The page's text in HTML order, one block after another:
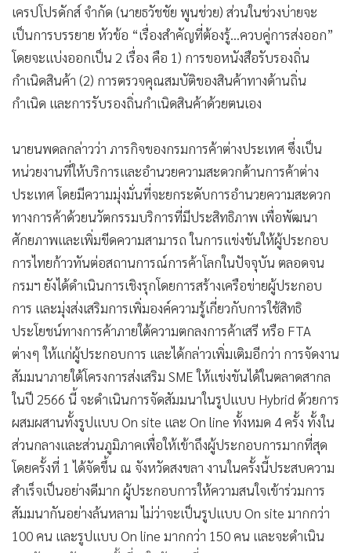
เครปโปรดักส์ จำกัด (นายธวัชชัย พูนช่วย) ส่วนในช่วงบ่ายจะ
เป็นการบรรยาย หัวข้อ “เรื่องสำคัญที่ต้องรู้…ควบคู่การส่งออก”
โดยจะแบ่งออกเป็น 2 เรื่อง คือ 1) การขอหนังสือรับรองถิ่น
กำเนิดสินค้า (2) การตรวจคุณสมบัติของสินค้าทางด้านถิ่น
กำเนิด และการรับรองถิ่นกำเนิดสินค้าด้วยตนเอง
นายนพดลกล่าวว่า ภารกิจของกรมการค้าต่างประเทศ ซึ่งเป็น
หน่วยงานที่ให้บริการและอำนวยความสะดวกด้านการค้าต่าง
ประเทศ โดยมีความมุ่งมั่นที่จะยกระดับการอำนวยความสะดวก
ทางการค้าด้วยนวัตกรรมบริการที่มีประสิทธิภาพ เพื่อพัฒนา
ศักยภาพและเพิ่มขีดความสามารถ ในการแข่งขันให้ผู้ประกอบ
การไทยก้าวทันต่อสถานการณ์การค้าโลกในปัจจุบัน ตลอดจน
กรมฯ ยังได้ดำเนินการเชิงรุกโดยการสร้างเครือข่ายผู้ประกอบ
การ และมุ่งส่งเสริมการเพิ่มองค์ความรู้เกี่ยวกับการใช้สิทธิ
ประโยชน์ทางการค้าภายใต้ความตกลงการค้าเสรี หรือ FTA
ต่างๆ ให้แก่ผู้ประกอบการ และได้กล่าวเพิ่มเติมอีกว่า การจัดงาน
สัมมนาภายใต้โครงการส่งเสริม SME ให้แข่งขันได้ในตลาดสากล
ในปี 2566 นี้ จะดำเนินการจัดสัมมนาในรูปแบบ Hybrid ด้วยการ
ผสมผสานทั้งรูปแบบ On site และ On line ทั้งหมด 4 ครั้ง ทั้งใน
ส่วนกลางและส่วนภูมิภาคเพื่อให้เข้าถึงผู้ประกอบการมากที่สุด
โดยครั้งที่ 1 ได้จัดขึ้น ณ จังหวัดสงขลา งานในครั้งนี้ประสบความ
สำเร็จเป็นอย่างดีมาก ผู้ประกอบการให้ความสนใจเข้าร่วมการ
สัมมนากันอย่างล้นหลาม ไม่ว่าจะเป็นรูปแบบ On site มากกว่า
100 คน และรูปแบบ On line มากกว่า 150 คน และจะดำเนิน